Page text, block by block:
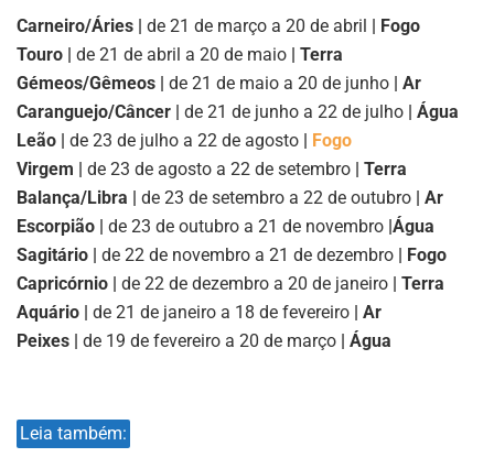
Carneiro/Áries | de 21 de março a 20 de abril | Fogo
Touro | de 21 de abril a 20 de maio | Terra
Gémeos/Gêmeos | de 21 de maio a 20 de junho | Ar
Caranguejo/Câncer | de 21 de junho a 22 de julho | Água
Leão | de 23 de julho a 22 de agosto | Fogo
Virgem | de 23 de agosto a 22 de setembro | Terra
Balança/Libra | de 23 de setembro a 22 de outubro | Ar
Escorpião | de 23 de outubro a 21 de novembro |Água
Sagitário | de 22 de novembro a 21 de dezembro | Fogo
Capricórnio | de 22 de dezembro a 20 de janeiro | Terra
Aquário | de 21 de janeiro a 18 de fevereiro | Ar
Peixes | de 19 de fevereiro a 20 de março | Água
Leia também: